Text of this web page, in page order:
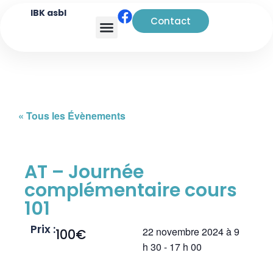
IBK asbl
Contact
« Tous les Évènements
AT – Journée
complémentaire cours
101
Prix :100€ 22 novembre 2024à9
h 30 - 17 h 00